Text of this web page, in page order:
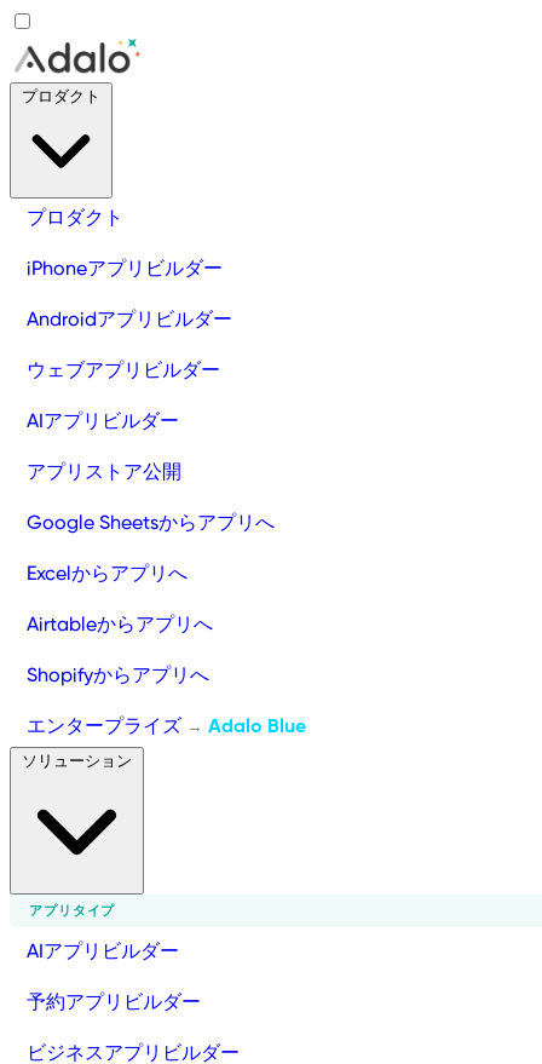
プロダクト
iPhoneアプリビルダー
Androidアプリビルダー
ウェブアプリビルダー
AIアプリビルダー
アプリストア公開
Google Sheetsからアプリへ
Excelからアプリへ
Airtableからアプリへ
Shopifyからアプリへ
エンタープライズ → Adalo Blue
アプリタイプ
AIアプリビルダー
予約アプリビルダー
ビジネスアプリビルダー